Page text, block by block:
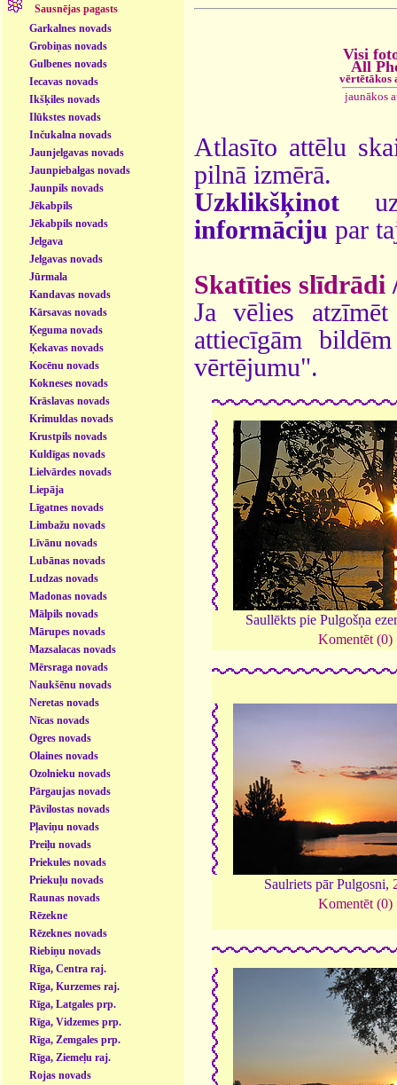
Sausnējas pagasts
Garkalnes novads
Grobiņas novads
Gulbenes novads
Iecavas novads
Ikšķiles novads
Ilūkstes novads
Inčukalna novads
Jaunjelgavas novads
Jaunpiebalgas novads
Jaunpils novads
Jēkabpils
Jēkabpils novads
Jelgava
Jelgavas novads
Jūrmala
Kandavas novads
Kārsavas novads
Ķeguma novads
Ķekavas novads
Kocēnu novads
Kokneses novads
Krāslavas novads
Krimuldas novads
Krustpils novads
Kuldīgas novads
Lielvārdes novads
Liepāja
Līgatnes novads
Limbažu novads
Līvānu novads
Lubānas novads
Ludzas novads
Madonas novads
Mālpils novads
Mārupes novads
Mazsalacas novads
Mērsraga novads
Naukšēnu novads
Neretas novads
Nīcas novads
Ogres novads
Olaines novads
Ozolnieku novads
Pārgaujas novads
Pāvilostas novads
Pļaviņu novads
Preiļu novads
Priekules novads
Priekuļu novads
Raunas novads
Rēzekne
Rēzeknes novads
Riebiņu novads
Rīga, Centra raj.
Rīga, Kurzemes raj.
Rīga, Latgales prp.
Rīga, Vidzemes prp.
Rīga, Zemgales prp.
Rīga, Ziemeļu raj.
Rojas novads
Visi
All
vērtētākos
jaunākos
Atlasīto attēlu
pilnā izmērā.
Uzklikšķinot
informāciju par
Skatīties slīdrādi
Ja vēlies
attiecīgām
vērtējumu".
Saullēkts pie Pulgošņa
Komentēt (0)
Saulriets pār Pulgosni,
Komentēt (0)